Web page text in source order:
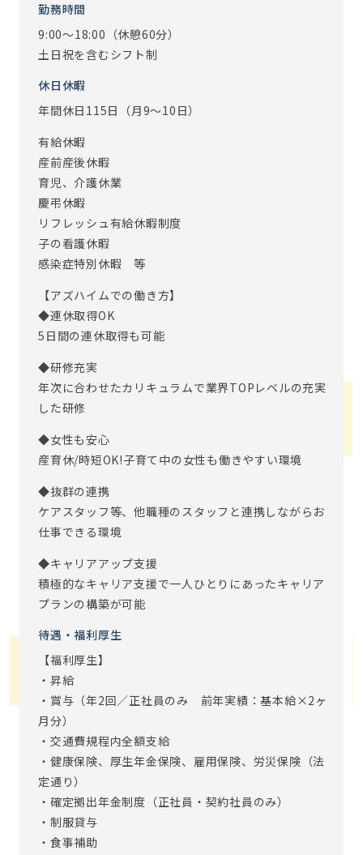
勤務時間
9:00～18:00（休憩60分）
土日祝を含むシフト制
休日休暇
年間休日115日（月9～10日）
有給休暇
産前産後休暇
育児、介護休業
慶弔休暇
リフレッシュ有給休暇制度
子の看護休暇
感染症特別休暇 等
【アズハイムでの働き方】
◆連休取得OK
5日間の連休取得も可能
◆研修充実
年次に合わせたカリキュラムで業界TOPレベルの充実
した研修
◆女性も安心
産育休/時短OK!子育て中の女性も働きやすい環境
◆抜群の連携
ケアスタッフ等、他職種のスタッフと連携しながらお
仕事できる環境
◆キャリアアップ支援
積極的なキャリア支援で一人ひとりにあったキャリア
プランの構築が可能
待遇・福利厚生
【福利厚生】
・昇給
・賞与（年2回／正社員のみ 前年実績：基本給×2ヶ
月分）
・交通費規程内全額支給
・健康保険、厚生年金保険、雇用保険、労災保険（法
定通り）
・確定拠出年金制度（正社員・契約社員のみ）
・制服貸与
・食事補助